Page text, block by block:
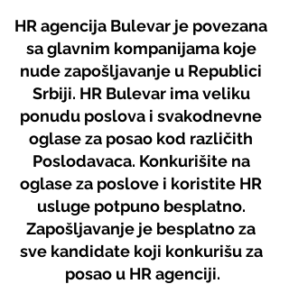
HR agencija Bulevar je povezana
sa glavnim kompanijama koje
nude zapošljavanje u Republici
Srbiji. HR Bulevar ima veliku
ponudu poslova i svakodnevne
oglase za posao kod različith
Poslodavaca. Konkurišite na
oglase za poslove i koristite HR
usluge potpuno besplatno.
Zapošljavanje je besplatno za
sve kandidate koji konkurišu za
posao u HR agenciji.